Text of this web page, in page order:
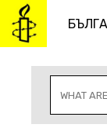
Към
съдържанието
R